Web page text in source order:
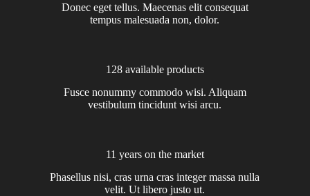
Donec eget tellus. Maecenas elit consequat
tempus malesuada non, dolor.
128 available products
Fusce nonummy commodo wisi. Aliquam
vestibulum tincidunt wisi arcu.
11 years on the market
Phasellus nisi, cras urna cras integer massa nulla
velit. Ut libero justo ut.